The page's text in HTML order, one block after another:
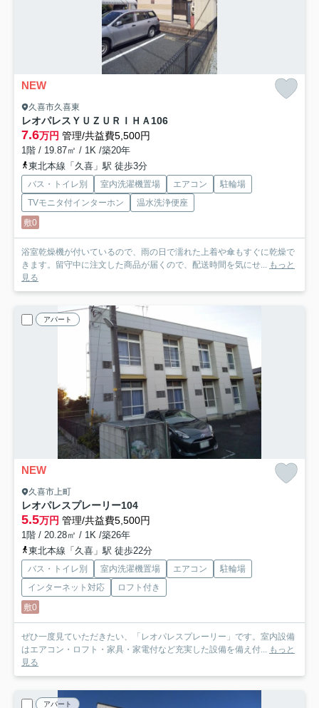
NEW
久喜市久喜東
レオパレスＹＵＺＵＲＩＨＡ 106
7.6万円 管理/共益費5,500円
1階 / 19.87㎡ / 1K /築20年
東北本線「久喜」駅 徒歩3分
バス・トイレ別 室内洗濯機置場 エアコン
駐輪場
TVモニタ付インターホン
温水洗浄便座
敷0
浴室乾燥機が付いているので、雨の日で濡れた上着や傘もすぐに乾燥で
きます。留守中に注文した商品が届くので、配送時間を気にせ...
もっと
見る
アパート
NEW
久喜市上町
レオパレスプレーリー104
5.5万円 管理/共益費5,500円
1階 / 20.28㎡ / 1K /築26年
東北本線「久喜」駅 徒歩22分
バス・トイレ別 室内洗濯機置場 エアコン
駐輪場
インターネット対応
ロフト付き
敷0
ぜひ一度見ていただきたい、「レオパレスプレーリー」です。室内設備
はエアコン・ロフト・家具・家電付など充実した設備を備え付...
もっと
見る
アパート